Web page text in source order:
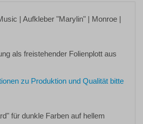
| Aufkleber "Marylin" | Monroe |
als freistehender Folienplott aus
zu Produktion und Qualität bitte
für dunkle Farben auf hellem